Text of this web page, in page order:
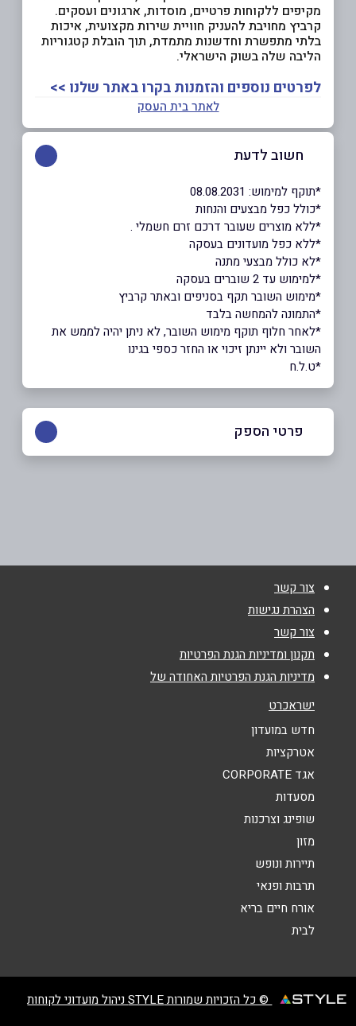
מקיפים ללקוחות פרטיים, מוסדות, ארגונים ועסקים.
קרביץ מחויבת להעניק חוויית שירות מקצועית, איכות
בלתי מתפשרת וחדשנות מתמדת, תוך הובלת קטגוריות
הליבה שלה בשוק הישראלי.
לפרטים נוספים והזמנות בקרו באתר שלנו >>
לאתר בית העסק
חשוב לדעת
*תוקף למימוש: 08.08.2031
*כולל כפל מבצעים והנחות
*ללא מוצרים שעובר דרכם זרם חשמלי .
*ללא כפל מועדונים בעסקה
*לא כולל מבצעי מתנה
*למימוש עד 2 שוברים בעסקה
*מימוש השובר תקף בסניפים ובאתר קרביץ
*התמונה להמחשה בלבד
*לאחר חלוף תוקף מימוש השובר, לא ניתן יהיה לממש את
השובר ולא יינתן זיכוי או החזר כספי בגינו
*ט.ל.ח
פרטי הספק
1700-70-66-55
באתר
אימייל
נושא
אנא חזרו אלי בקשר ל...
הודעה *
צור קשר
הצהרת נגישות
צור קשר
תקנון ומדיניות הגנת הפרטיות
מדיניות הגנת הפרטיות האחודה של
ישראכרט
חדש במועדון
אטרקציות
אגד CORPORATE
מסעדות
שופינג וצרכנות
מזון
תיירות ונופש
תרבות ופנאי
אורח חיים בריא
לבית
© כל הזכויות שמורות STYLE ניהול מועדוני לקוחות